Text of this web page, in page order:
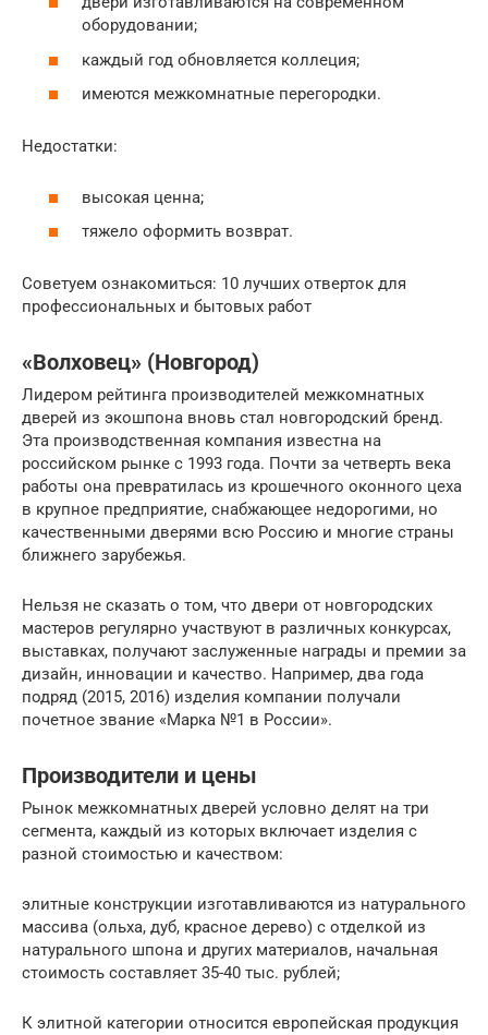
оборудовании;
каждый год обновляется коллеция;
имеются межкомнатные перегородки.
Недостатки:
высокая ценна;
тяжело оформить возврат.
Советуем ознакомиться: 10 лучших отверток для
профессиональных и бытовых работ
«Волховец» (Новгород)
Лидером рейтинга производителей межкомнатных
дверей из экошпона вновь стал новгородский бренд.
Эта производственная компания известна на
российском рынке с 1993 года. Почти за четверть века
работы она превратилась из крошечного оконного цеха
в крупное предприятие, снабжающее недорогими, но
качественными дверями всю Россию и многие страны
ближнего зарубежья.
Нельзя не сказать о том, что двери от новгородских
мастеров регулярно участвуют в различных конкурсах,
выставках, получают заслуженные награды и премии за
дизайн, инновации и качество. Например, два года
подряд (2015, 2016) изделия компании получали
почетное звание «Марка №1 в России».
Производители и цены
Рынок межкомнатных дверей условно делят на три
сегмента, каждый из которых включает изделия с
разной стоимостью и качеством:
элитные конструкции изготавливаются из натурального
массива (ольха, дуб, красное дерево) с отделкой из
натурального шпона и других материалов, начальная
стоимость составляет 35-40 тыс. рублей;
К элитной категории относится европейская продукция